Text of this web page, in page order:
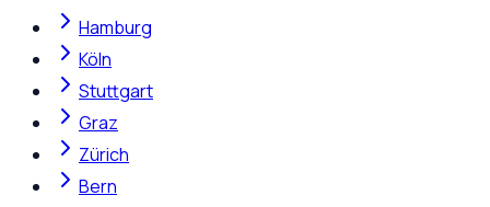
Hamburg
Köln
Stuttgart
Graz
Zürich
Bern